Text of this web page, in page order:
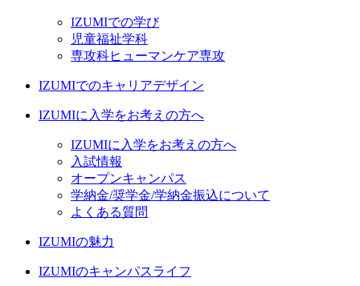
IZUMIでの学び
児童福祉学科
専攻科ヒューマンケア専攻
IZUMIでのキャリアデザイン
IZUMIに入学をお考えの方へ
IZUMIに入学をお考えの方へ
入試情報
オープンキャンパス
学納金/奨学金/学納金振込について
よくある質問
IZUMIの魅力
IZUMIのキャンパスライフ